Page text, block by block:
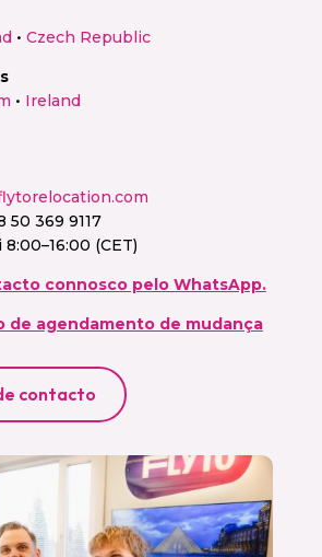
• Czech Republic
• Ireland
50 369 9117
(CET)
connosco pelo WhatsApp.
de agendamento de mudança
contacto